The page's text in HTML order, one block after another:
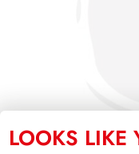
LOOKS LIKE